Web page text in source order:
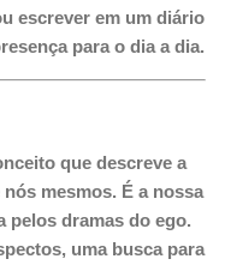
escrever em um diário
para o dia a dia.
que descreve a
mesmos. É a nossa
pelos dramas do ego.
uma busca para